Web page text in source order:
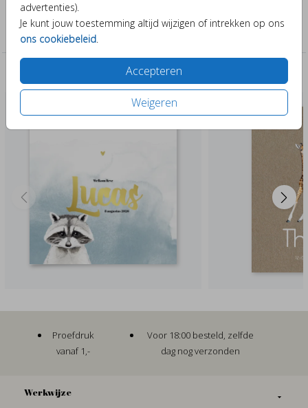
advertenties).
Je kunt jouw toestemming altijd wijzigen of intrekken op ons
ons cookiebeleid.
Accepteren
Weigeren
Collectie
Past er leuk bij
Proefdruk
vanaf 1,-
Voor 18:00 besteld, zelfde
dag nog verzonden
Werkwijze